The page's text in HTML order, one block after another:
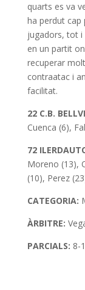
quarts es va
ha perdut cap
jugadors, tot i
en un partit
recuperar
contraatac i
facilitat.
22 C.B.
Cuenca (6),
72
Moreno (13),
(10), Perez
CATEGORIA:
ÀRBITRE:
PARCIALS: 8-